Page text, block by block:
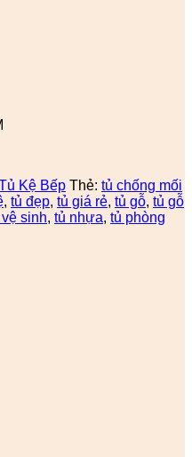
Kệ Bếp Thẻ: tủ chống mối
, tủ đẹp, tủ giá rẻ, tủ gỗ, tủ gỗ
sinh, tủ nhựa, tủ phòng